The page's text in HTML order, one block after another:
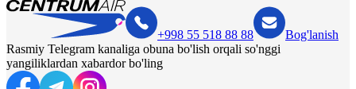
+998 55 518 88 88
Bog'lanish
Rasmiy Telegram kanaliga obuna bo'lish orqali so'nggi
yangiliklardan xabardor bo'ling